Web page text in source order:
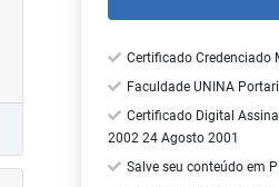
Certificado Credenciado
Faculdade UNINA
Certificado Digital
2002 24 Agosto 2001
Salve seu conteúdo em